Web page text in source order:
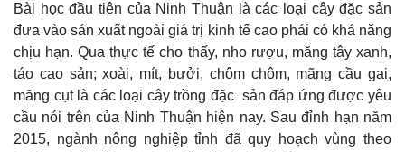
Bài học đầu tiên của Ninh Thuận là các loại cây đặc sản
đưa vào sản xuất ngoài giá trị kinh tế cao phải có khả năng
chịu hạn. Qua thực tế cho thấy, nho rượu, măng tây xanh,
táo cao sản; xoài, mít, bưởi, chôm chôm, mãng cầu gai,
măng cụt là các loại cây trồng đặc sản đáp ứng được yêu
cầu nói trên của Ninh Thuận hiện nay. Sau đỉnh hạn năm
2015, ngành nông nghiệp tỉnh đã quy hoạch vùng theo